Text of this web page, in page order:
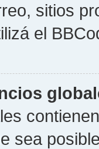
sitios
el
sea